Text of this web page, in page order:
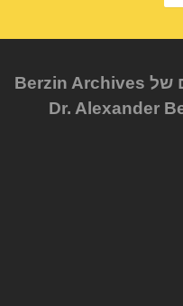
Study Budhissm הוא מיזם של Berzin Archives